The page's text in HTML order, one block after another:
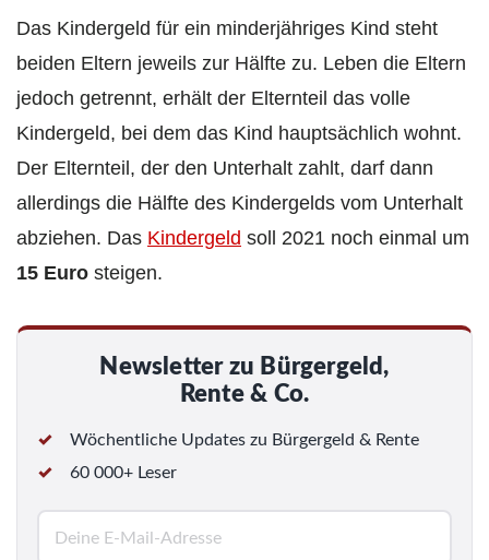
Das Kindergeld für ein minderjähriges Kind steht
beiden Eltern jeweils zur Hälfte zu. Leben die Eltern
jedoch getrennt, erhält der Elternteil das volle
Kindergeld, bei dem das Kind hauptsächlich wohnt.
Der Elternteil, der den Unterhalt zahlt, darf dann
allerdings die Hälfte des Kindergelds vom Unterhalt
abziehen. Das Kindergeld soll 2021 noch einmal um
15 Euro steigen.
Newsletter zu Bürgergeld,
Rente & Co.
Wöchentliche Updates zu Bürgergeld & Rente
60 000+ Leser